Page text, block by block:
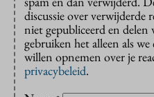
discussie over verwijderde
niet gepubliceerd en
gebruiken het alleen als
willen opnemen over je
privacybeleid.